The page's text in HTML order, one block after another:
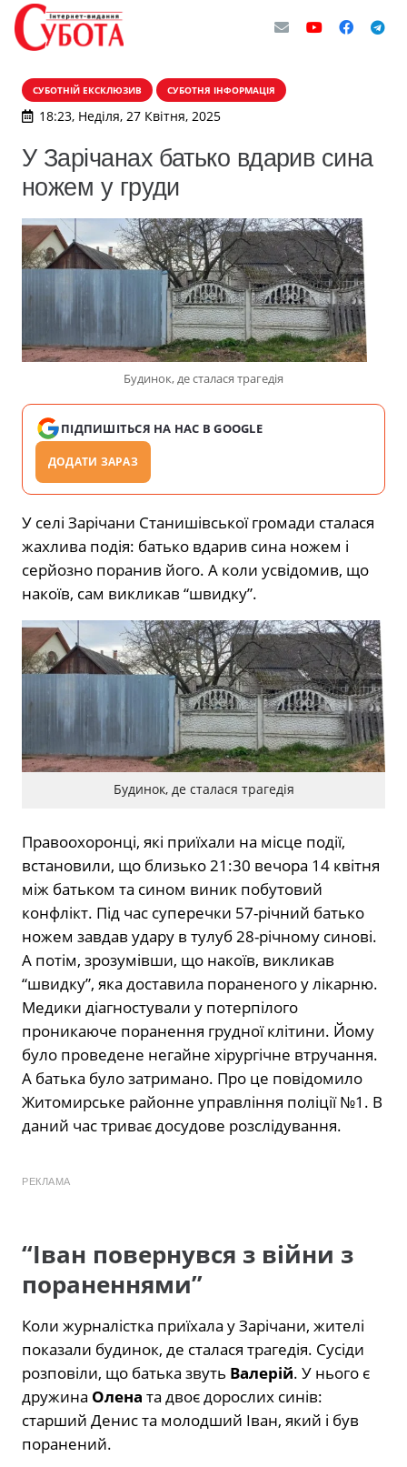
СУБОТНІЙ ЕКСКЛЮЗИВ СУБОТНЯ ІНФОРМАЦІЯ
18:23, Неділя, 27 Квітня, 2025
У Зарічанах батько вдарив сина
ножем у груди
Будинок, де сталася трагедія
ПІДПИШІТЬСЯ НА НАС В GOOGLE
ДОДАТИ ЗАРАЗ
У селі Зарічани Станишівської громади сталася
жахлива подія: батько вдарив сина ножем і
серйозно поранив його. А коли усвідомив, що
накоїв, сам викликав “швидку”.
Будинок, де сталася трагедія
Правоохоронці, які приїхали на місце події,
встановили, що близько 21:30 вечора 14 квітня
між батьком та сином виник побутовий
конфлікт. Під час суперечки 57-річний батько
ножем завдав удару в тулуб 28-річному синові.
А потім, зрозумівши, що накоїв, викликав
“швидку”, яка доставила пораненого у лікарню.
Медики діагностували у потерпілого
проникаюче поранення грудної клітини. Йому
було проведене негайне хірургічне втручання.
А батька було затримано. Про це повідомило
Житомирське районне управління поліції №1. В
даний час триває досудове розслідування.
РЕКЛАМА
“Іван повернувся з війни з
пораненнями”
Коли журналістка приїхала у Зарічани, жителі
показали будинок, де сталася трагедія. Сусіди
розповіли, що батька звуть Валерій. У нього є
дружина Олена та двоє дорослих синів:
старший Денис та молодший Іван, який і був
поранений.